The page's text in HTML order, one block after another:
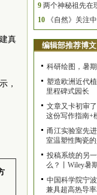
真
，
9 两个神秘祖先在
10
《自然》关注
编辑部推荐博文
科研绘图，暑
塑造欧洲近代
里程碑式园长
文章又卡初审了
这份写作指南+
甬江实验室先
室温塑性陶瓷
投稿系统的另
么？丨Wiley暑
中国科学院宁
兼具超高热导